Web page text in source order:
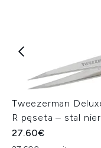
Tweezerman
R pęseta – stal
27.60€